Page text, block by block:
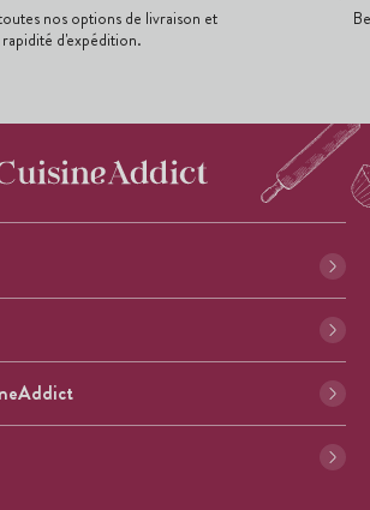
nos options de livraison et
rapidité d'expédition.